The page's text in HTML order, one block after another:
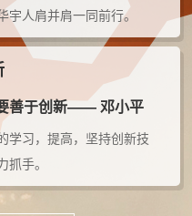
人肩并肩一同前行。
善于创新—— 邓小平
学习，提高，坚持创新技
抓手。